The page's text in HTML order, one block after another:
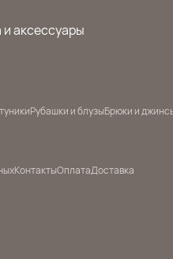
аксессуары
Рубашки и блузыБрюки и
КонтактыОплатаДоставка